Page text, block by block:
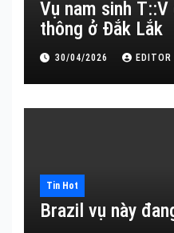
Vụ nam sinh
thông ở Đắk Lắk
30/04/2026 EDITOR
Tin Hot
Brazil vụ này